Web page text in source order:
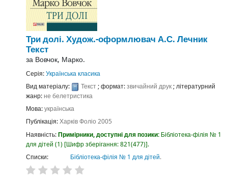
Три долі. Худож.-оформлювач А.С. Лечник
Текст
за Вовчок, Марко.
Серія:Українська класика
Вид матеріалу:
Текст; формат:звичайний друк; літературний
жанр:не белетристика
Мова:українська
Публікація:ХарківФоліо 2005
Наявність:Примірники, доступні для позики: Бібліотека-філія № 1
для дітей (1) Шифр зберігання:821(477) .
Списки:
Бібліотека-філія № 1 для дітей.